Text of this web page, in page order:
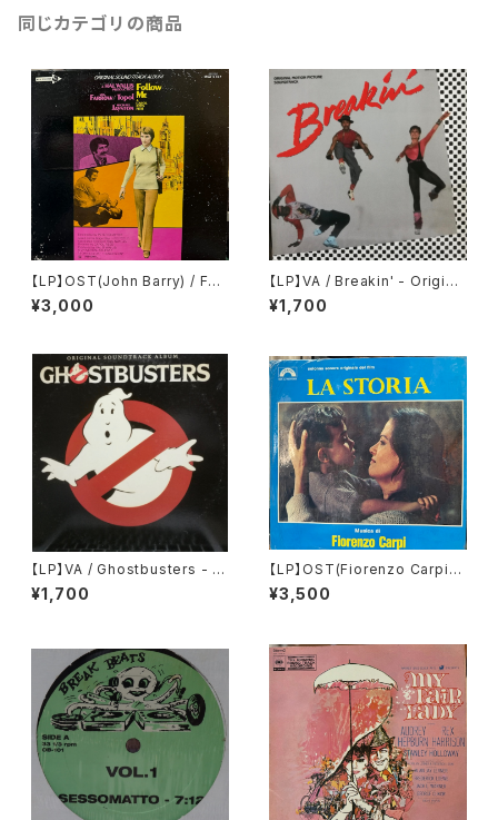
同じカテゴリの商品
【LP】OST(John Barry) / Foll
ow Me!
¥3,000
【LP】VA / Breakin' - Origina
l Motion Picture Soundtrac
k
¥1,700
【LP】VA / Ghostbusters - O
riginal Soundtrack Album
¥1,700
【LP】OST(Fiorenzo Carpi）/
La Storia
¥3,500